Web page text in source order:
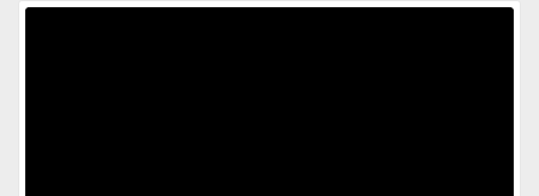
Cerrar Sesión